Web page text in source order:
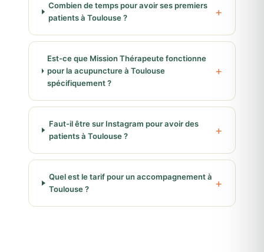
Combien de temps pour avoir ses premiers
patients à Toulouse ?
Est-ce que Mission Thérapeute fonctionne
pour la acupuncture à Toulouse
spécifiquement ?
Faut-il être sur Instagram pour avoir des
patients à Toulouse ?
Quel est le tarif pour un accompagnement à
Toulouse ?